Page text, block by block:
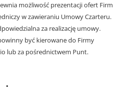
możliwość prezentacji ofert Firm
w zawieraniu Umowy Czarteru.
za realizację umowy.
być kierowane do Firmy
lub za pośrednictwem Punt.